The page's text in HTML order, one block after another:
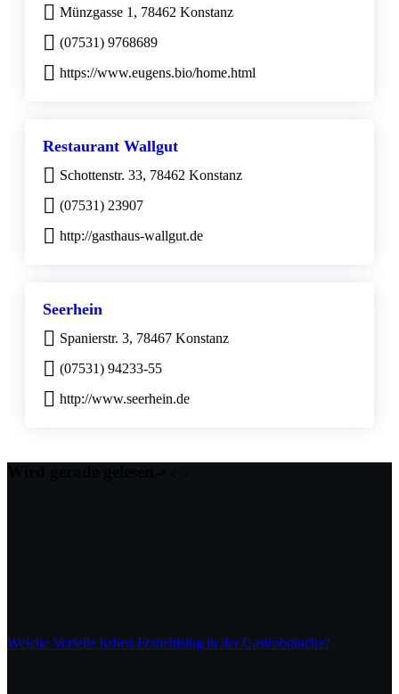
Münzgasse 1, 78462 Konstanz
(07531) 9768689
https://www.eugens.bio/home.html
Restaurant Wallgut
Schottenstr. 33, 78462 Konstanz
(07531) 23907
http://gasthaus-wallgut.de
Seerhein
Spanierstr. 3, 78467 Konstanz
(07531) 94233-55
http://www.seerhein.de
Welche Vorteile haben Franchising in der Gastrobranche?